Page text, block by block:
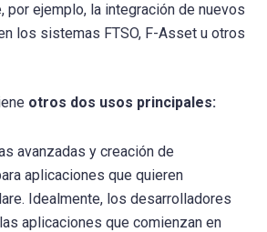
por ejemplo, la integración de nuevos
los sistemas FTSO, F-Asset u otros
otros dos usos principales:
avanzadas y creación de
aplicaciones que quieren
Idealmente, los desarrolladores
aplicaciones que comienzan en